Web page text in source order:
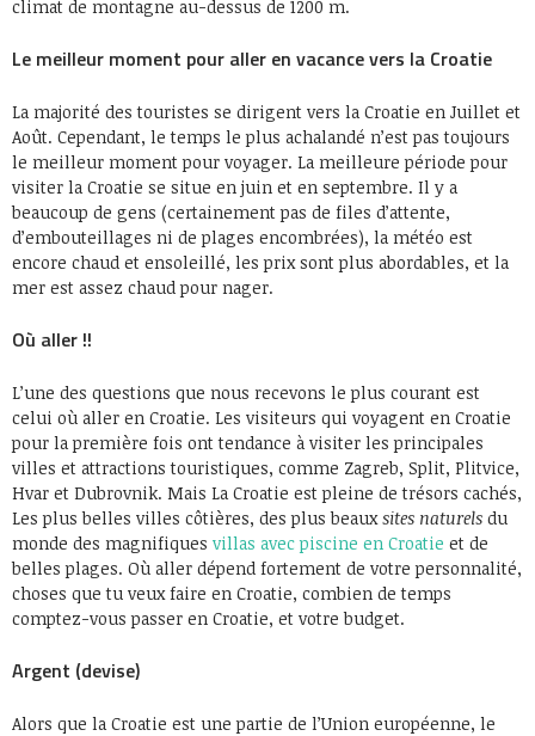
climat de montagne au-dessus de 1200 m.
Le meilleur moment pour aller en vacance vers la Croatie
La majorité des touristes se dirigent vers la Croatie en Juillet et
Août. Cependant, le temps le plus achalandé n’est pas toujours
le meilleur moment pour voyager. La meilleure période pour
visiter la Croatie se situe en juin et en septembre. Il y a
beaucoup de gens (certainement pas de files d’attente,
d’embouteillages ni de plages encombrées), la météo est
encore chaud et ensoleillé, les prix sont plus abordables, et la
mer est assez chaud pour nager.
Où aller !!
L’une des questions que nous recevons le plus courant est
celui où aller en Croatie. Les visiteurs qui voyagent en Croatie
pour la première fois ont tendance à visiter les principales
villes et attractions touristiques, comme Zagreb, Split, Plitvice,
Hvar et Dubrovnik. Mais La Croatie est pleine de trésors cachés,
Les plus belles villes côtières, des plus beauxsites naturels du
monde des magnifiques villas avec piscine en Croatie et de
belles plages. Où aller dépend fortement de votre personnalité,
choses que tu veux faire en Croatie, combien de temps
comptez-vous passer en Croatie, et votre budget.
Argent (devise)
Alors que la Croatie est une partie de l’Union européenne, le